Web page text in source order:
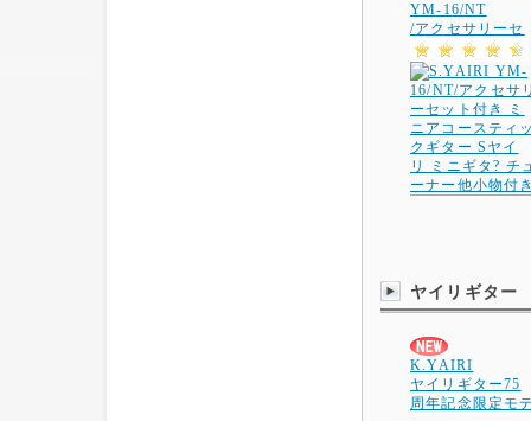
YM-16/NT
/アクセサリーセ
ヤイリギター
K.YAIRI
ヤイリギター75
周年記念限定モ